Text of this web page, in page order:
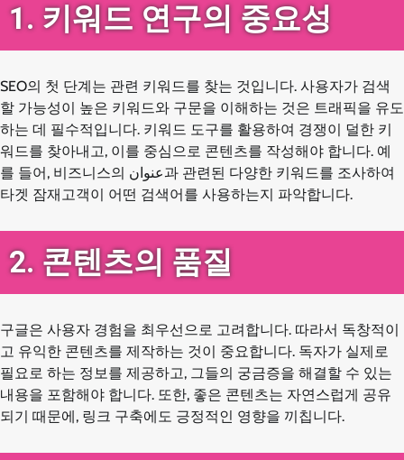
1. 키워드 연구의 중요성
SEO의 첫 단계는 관련 키워드를 찾는 것입니다. 사용자가 검색
할 가능성이 높은 키워드와 구문을 이해하는 것은 트래픽을 유도
하는 데 필수적입니다. 키워드 도구를 활용하여 경쟁이 덜한 키
워드를 찾아내고, 이를 중심으로 콘텐츠를 작성해야 합니다. 예
를 들어, 비즈니스의 عنوان과 관련된 다양한 키워드를 조사하여
타겟 잠재고객이 어떤 검색어를 사용하는지 파악합니다.
2. 콘텐츠의 품질
구글은 사용자 경험을 최우선으로 고려합니다. 따라서 독창적이
고 유익한 콘텐츠를 제작하는 것이 중요합니다. 독자가 실제로
필요로 하는 정보를 제공하고, 그들의 궁금증을 해결할 수 있는
내용을 포함해야 합니다. 또한, 좋은 콘텐츠는 자연스럽게 공유
되기 때문에, 링크 구축에도 긍정적인 영향을 끼칩니다.